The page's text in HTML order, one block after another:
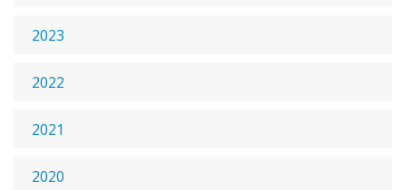
2023
2022
2021
2020